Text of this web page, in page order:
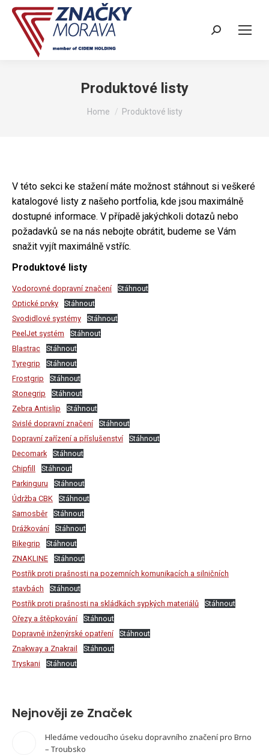
Search:
Produktové listy
You are here:
Home Produktové listy
V této sekci ke stažení máte možnost stáhnout si veškeré
katalogové listy z našeho portfolia, kde jsou maximálně
dostupné informace. V případě jakýchkoli dotazů nebo
požadavků se na nás nebojte obrátit, budeme se Vám
snažit vyjít maximálně vstříc.
Produktové listy
Vodorovné dopravní značení
Stáhnout
Optické prvky
Stáhnout
Svodidlové systémy
Stáhnout
PeelJet systém
Stáhnout
Blastrac
Stáhnout
Tyregrip
Stáhnout
Frostgrip
Stáhnout
Stonegrip
Stáhnout
Zebra Antislip
Stáhnout
Svislé dopravní značení
Stáhnout
Dopravní zařízení a příslušenství
Stáhnout
Decomark
Stáhnout
Chipfill
Stáhnout
Parkinguru
Stáhnout
Údržba CBK
Stáhnout
Samosběr
Stáhnout
Drážkování
Stáhnout
Bikegrip
Stáhnout
ZNAKLINE
Stáhnout
Postřik proti prašnosti na pozemních komunikacích a silničních
stavbách
Stáhnout
Postřik proti prašnosti na skládkách sypkých materiálů
Stáhnout
Ořezy a štěpkování
Stáhnout
Dopravně inženýrské opatření
Stáhnout
Znakway a Znakrail
Stáhnout
Tryskani
Stáhnout
Nejnověji ze Značek
Hledáme vedoucího úseku dopravního značení pro Brno
– Troubsko